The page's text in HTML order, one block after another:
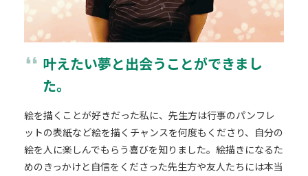
format_quote 叶えたい夢と出会うことができまし
た。
絵を描くことが好きだった私に、先生方は行事のパンフレ
ットの表紙など絵を描くチャンスを何度もくださり、自分の
絵を人に楽しんでもらう喜びを知りました。絵描きになるた
めのきっかけと自信をくださった先生方や友人たちには本当